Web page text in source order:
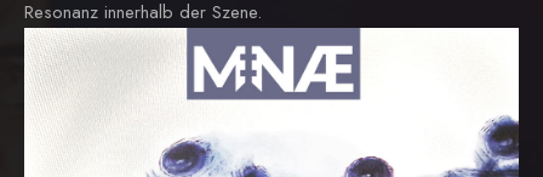
Resonanz innerhalb der Szene.